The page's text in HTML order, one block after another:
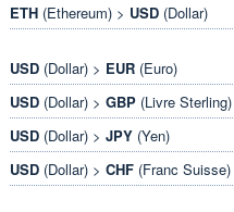
ETH (Ethereum) > USD (Dollar)
USD (Dollar) > EUR (Euro)
USD (Dollar) >GBP (Livre Sterling)
USD (Dollar) >JPY (Yen)
USD (Dollar) >CHF (Franc Suisse)